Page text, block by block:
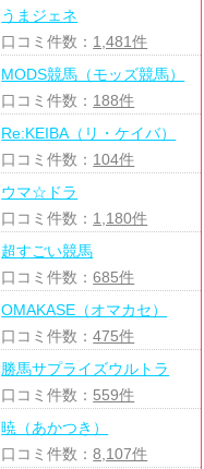
うまジェネ
口コミ件数： 1,481件
MODS競馬（モッズ競馬）
口コミ件数： 188件
Re:KEIBA（リ・ケイバ）
口コミ件数： 104件
ウマ☆ドラ
口コミ件数： 1,180件
超すごい競馬
口コミ件数：685件
OMAKASE（オマカセ）
口コミ件数：475件
勝馬サプライズウルトラ
口コミ件数： 559件
暁（あかつき）
口コミ件数：8,107件